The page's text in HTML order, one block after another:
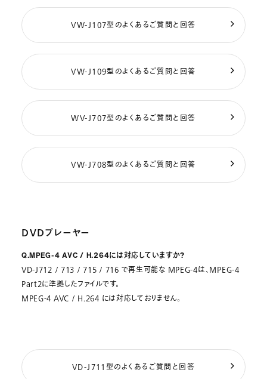
VW-J107型のよくあるご質問と回答
VW-J109型のよくあるご質問と回答
WV-J707型のよくあるご質問と回答
VW-J708型のよくあるご質問と回答
DVDプレーヤー
Q.MPEG-4 AVC / H.264には対応していますか?
VD-J712 / 713 / 715 / 716 で再生可能な MPEG-4は、MPEG-4
Part2に準拠したファイルです。
MPEG-4 AVC / H.264 には対応しておりません。
VD-J711型のよくあるご質問と回答